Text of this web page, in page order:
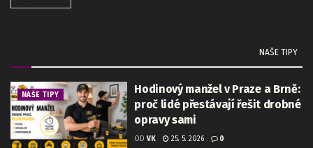
NAŠE TIPY
NAŠE TIPY
Hodinový manžel v Praze a Brně:
proč lidé přestávají řešit drobné
opravy sami
OD VK 25. 5. 2026 0